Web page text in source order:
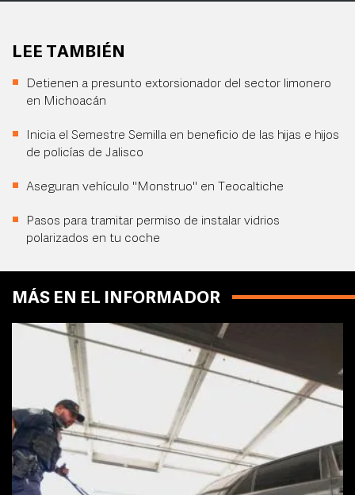
LEE TAMBIÉN
Detienen a presunto extorsionador del sector limonero
en Michoacán
Inicia el Semestre Semilla en beneficio de las hijas e hijos
de policías de Jalisco
Aseguran vehículo "Monstruo" en Teocaltiche
Pasos para tramitar permiso de instalar vidrios
polarizados en tu coche
MÁS EN EL INFORMADOR